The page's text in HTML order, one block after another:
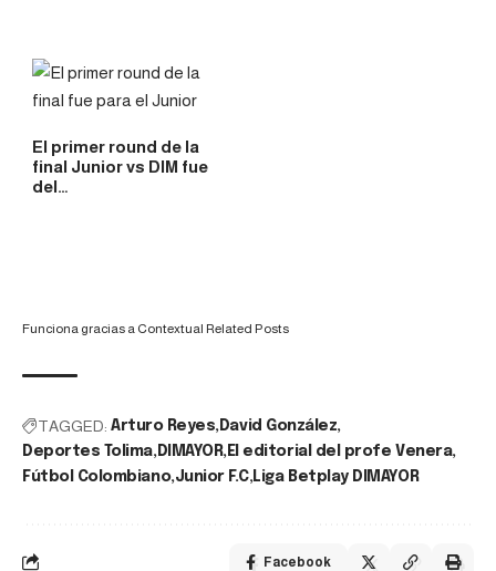
El primer round de la
final Junior vs DIM fue
del…
Funciona gracias a Contextual Related Posts
TAGGED: Arturo Reyes David González
Deportes Tolima DIMAYOR El editorial del profe Venera
Fútbol Colombiano Junior F.C Liga Betplay DIMAYOR
Facebook